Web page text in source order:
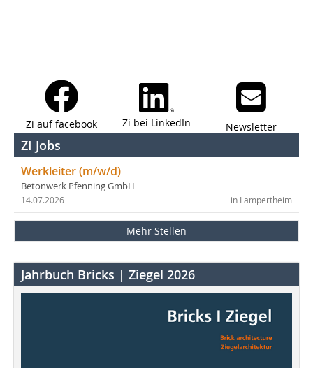
Zi auf facebook Zi bei LinkedIn Newsletter
ZI Jobs
Werkleiter (m/w/d)
Betonwerk Pfenning GmbH
in Lampertheim
14.07.2026
Mehr Stellen
Jahrbuch Bricks | Ziegel 2026